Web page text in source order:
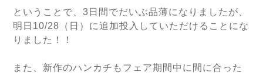
ということで、3日間でだいぶ品薄になりましたが、
明日10/28（日）に追加投入していただけることにな
りました！！
また、新作のハンカチもフェア期間中に間に合った